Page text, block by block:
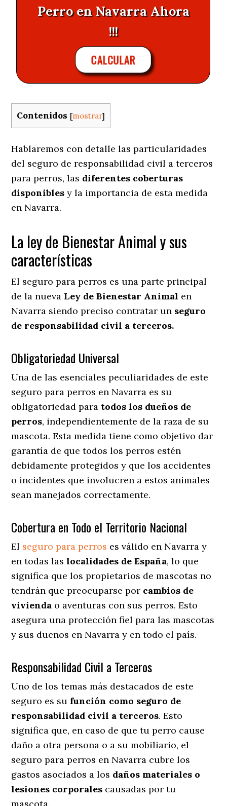
Perro en Navarra Ahora
!!!
CALCULAR
Contenidos [mostrar]
Hablaremos con detalle las particularidades
del seguro de responsabilidad civil a terceros
para perros, las diferentes coberturas
disponibles y la importancia de esta medida
en Navarra.
La ley de Bienestar Animal y sus
características
El seguro para perros es una parte principal
de la nueva Ley de Bienestar Animal en
Navarra siendo preciso contratar un seguro
de responsabilidad civil a terceros.
Obligatoriedad Universal
Una de las esenciales peculiaridades de este
seguro para perros en Navarra es su
obligatoriedad para todos los dueños de
perros, independientemente de la raza de su
mascota. Esta medida tiene como objetivo dar
garantía de que todos los perros estén
debidamente protegidos y que los accidentes
o incidentes que involucren a estos animales
sean manejados correctamente.
Cobertura en Todo el Territorio Nacional
El seguro para perros es válido en Navarra y
en todas laslocalidades de España, lo que
significa que los propietarios de mascotas no
tendrán que preocuparse por cambios de
vivienda o aventuras con sus perros. Esto
asegura una protección fiel para las mascotas
y sus dueños en Navarra y en todo el país.
Responsabilidad Civil a Terceros
Uno de los temas más destacados de este
seguro es su función como seguro de
responsabilidad civil a terceros. Esto
significa que, en caso de que tu perro cause
daño a otra persona o a su mobiliario, el
seguro para perros en Navarra cubre los
gastos asociados a los daños materiales o
lesiones corporales causadas por tu